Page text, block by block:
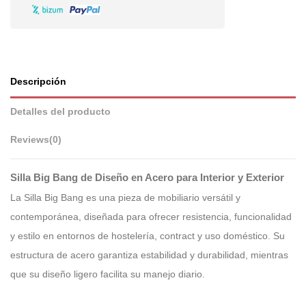
Descripción
Detalles del producto
Reviews(0)
Silla Big Bang de Diseño en Acero para Interior y Exterior
La Silla Big Bang es una pieza de mobiliario versátil y
contemporánea, diseñada para ofrecer resistencia, funcionalidad
y estilo en entornos de hostelería, contract y uso doméstico. Su
estructura de acero garantiza estabilidad y durabilidad, mientras
que su diseño ligero facilita su manejo diario.